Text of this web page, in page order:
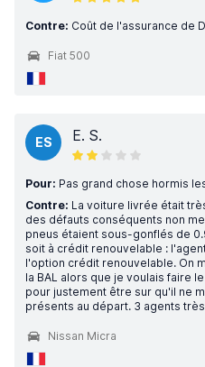
Contre: Coût de l'assurance de
Fiat 500
ES E. S.
Pour: Pas grand chose hormis
Contre: La voiture livrée était
des défauts conséquents non
pneus étaient sous-gonflés de
soit à crédit renouvelable :
l'option crédit renouvelable. On
la BAL alors que je voulais faire
pour justement être sur qu'il ne
présents au départ. 3 agents
Nissan Micra